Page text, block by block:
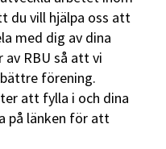
du vill hjälpa oss att
med dig av dina
av RBU så att vi
förening.
att fylla i och dina
på länken för att